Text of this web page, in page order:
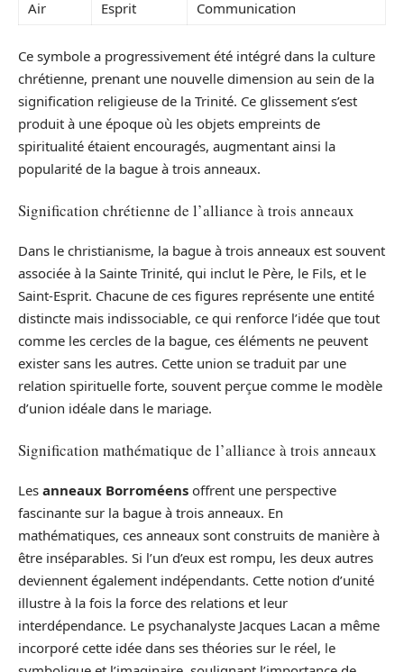
Air
Esprit Communication
Ce symbole a progressivement été intégré dans la culture
chrétienne, prenant une nouvelle dimension au sein de la
signification religieuse de la Trinité. Ce glissement s’est
produit à une époque où les objets empreints de
spiritualité étaient encouragés, augmentant ainsi la
popularité de la bague à trois anneaux.
Signification chrétienne de l’alliance à trois anneaux
Dans le christianisme, la bague à trois anneaux est souvent
associée à la Sainte Trinité, qui inclut le Père, le Fils, et le
Saint-Esprit. Chacune de ces figures représente une entité
distincte mais indissociable, ce qui renforce l’idée que tout
comme les cercles de la bague, ces éléments ne peuvent
exister sans les autres. Cette union se traduit par une
relation spirituelle forte, souvent perçue comme le modèle
d’union idéale dans le mariage.
Signification mathématique de l’alliance à trois anneaux
Les anneaux Borroméens offrent une perspective
fascinante sur la bague à trois anneaux. En
mathématiques, ces anneaux sont construits de manière à
être inséparables. Si l’un d’eux est rompu, les deux autres
deviennent également indépendants. Cette notion d’unité
illustre à la fois la force des relations et leur
interdépendance. Le psychanalyste Jacques Lacan a même
incorporé cette idée dans ses théories sur le réel, le